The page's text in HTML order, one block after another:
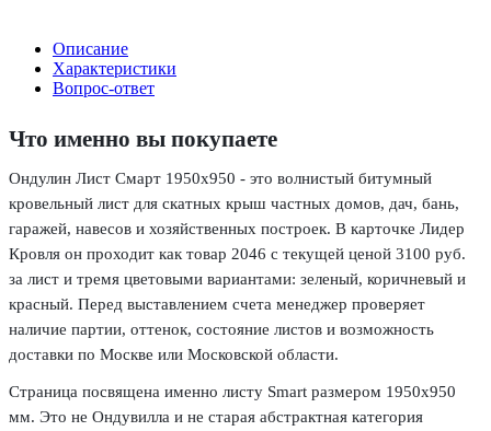
Описание
Характеристики
Вопрос-ответ
Что именно вы покупаете
Ондулин Лист Смарт 1950х950 - это волнистый битумный
кровельный лист для скатных крыш частных домов, дач, бань,
гаражей, навесов и хозяйственных построек. В карточке Лидер
Кровля он проходит как товар 2046 с текущей ценой 3100 руб.
за лист и тремя цветовыми вариантами: зеленый, коричневый и
красный. Перед выставлением счета менеджер проверяет
наличие партии, оттенок, состояние листов и возможность
доставки по Москве или Московской области.
Страница посвящена именно листу Smart размером 1950х950
мм. Это не Ондувилла и не старая абстрактная категория